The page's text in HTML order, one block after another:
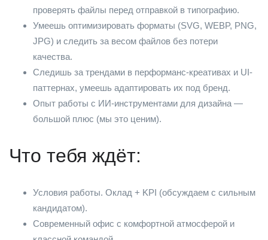
проверять файлы перед отправкой в типографию.
Умеешь оптимизировать форматы (SVG, WEBP, PNG,
JPG) и следить за весом файлов без потери
качества.
Следишь за трендами в перформанс-креативах и UI-
паттернах, умеешь адаптировать их под бренд.
Опыт работы с ИИ-инструментами для дизайна —
большой плюс (мы это ценим).
Что тебя ждёт:
Условия работы. Оклад + KPI (обсуждаем с сильным
кандидатом).
Современный офис с комфортной атмосферой и